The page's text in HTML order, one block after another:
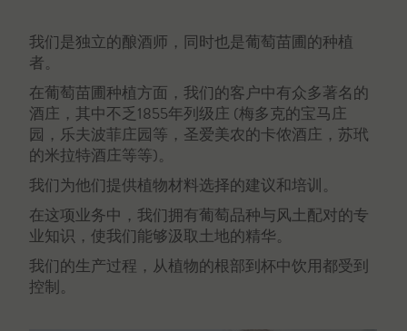
我们是独立的酿酒师，同时也是葡萄苗圃的种植
者。
在葡萄苗圃种植方面，我们的客户中有众多著名的
酒庄，其中不乏1855年列级庄 (梅多克的宝马庄
园，乐夫波菲庄园等，圣爱美农的卡侬酒庄，苏玳
的米拉特酒庄等等)。
我们为他们提供植物材料选择的建议和培训。
在这项业务中，我们拥有葡萄品种与风土配对的专
业知识，使我们能够汲取土地的精华。
我们的生产过程，从植物的根部到杯中饮用都受到
控制。